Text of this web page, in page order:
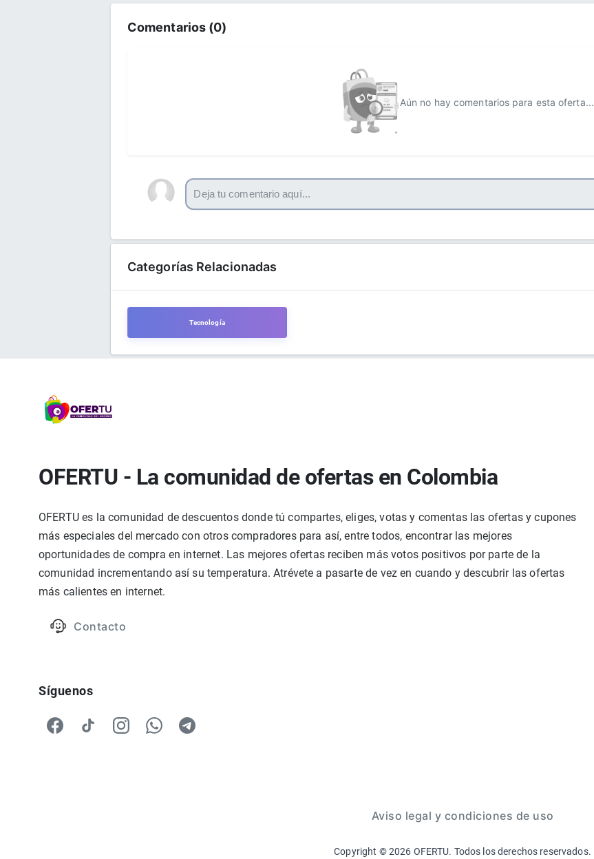
Comentarios (0)
Aún no hay comentarios para esta oferta...
Categorías Relacionadas
Tecnología
OFERTU - La comunidad de ofertas en Colombia
OFERTU es la comunidad de descuentos donde tú compartes, eliges, votas y comentas las ofertas y cupones
más especiales del mercado con otros compradores para así, entre todos, encontrar las mejores
oportunidades de compra en internet. Las mejores ofertas reciben más votos positivos por parte de la
comunidad incrementando así su temperatura. Atrévete a pasarte de vez en cuando y descubrir las ofertas
más calientes en internet.
Contacto
Síguenos
Aviso legal y condiciones de uso
Copyright ©2026 OFERTU. Todos los derechos reservados.